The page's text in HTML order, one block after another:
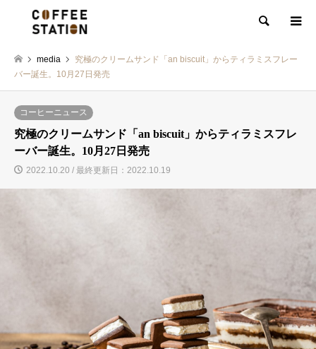
検索
media
究極のクリームサンド「an biscuit」からティラミスフレー
バー誕生。10月27日発売
コーヒーニュース
究極のクリームサンド「an biscuit」からティラミスフレ
ーバー誕生。10月27日発売
2022.10.20 / 最終更新日：2022.10.19